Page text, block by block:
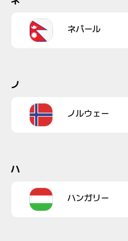
ネパール
ノ
ノルウェー
ハ
ハンガリー